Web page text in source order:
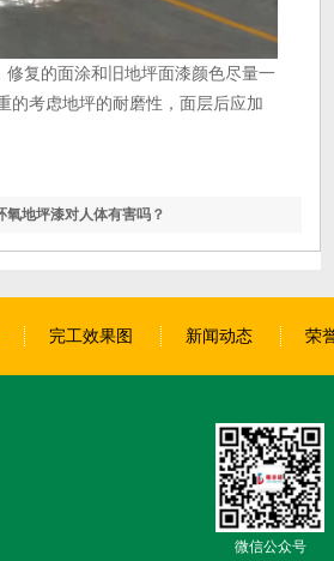
复的面涂和旧地坪面漆颜色尽量一
的考虑地坪的耐磨性，面层后应加
氧地坪漆对人体有害吗？
完工效果图 新闻动态 荣
微信公众号